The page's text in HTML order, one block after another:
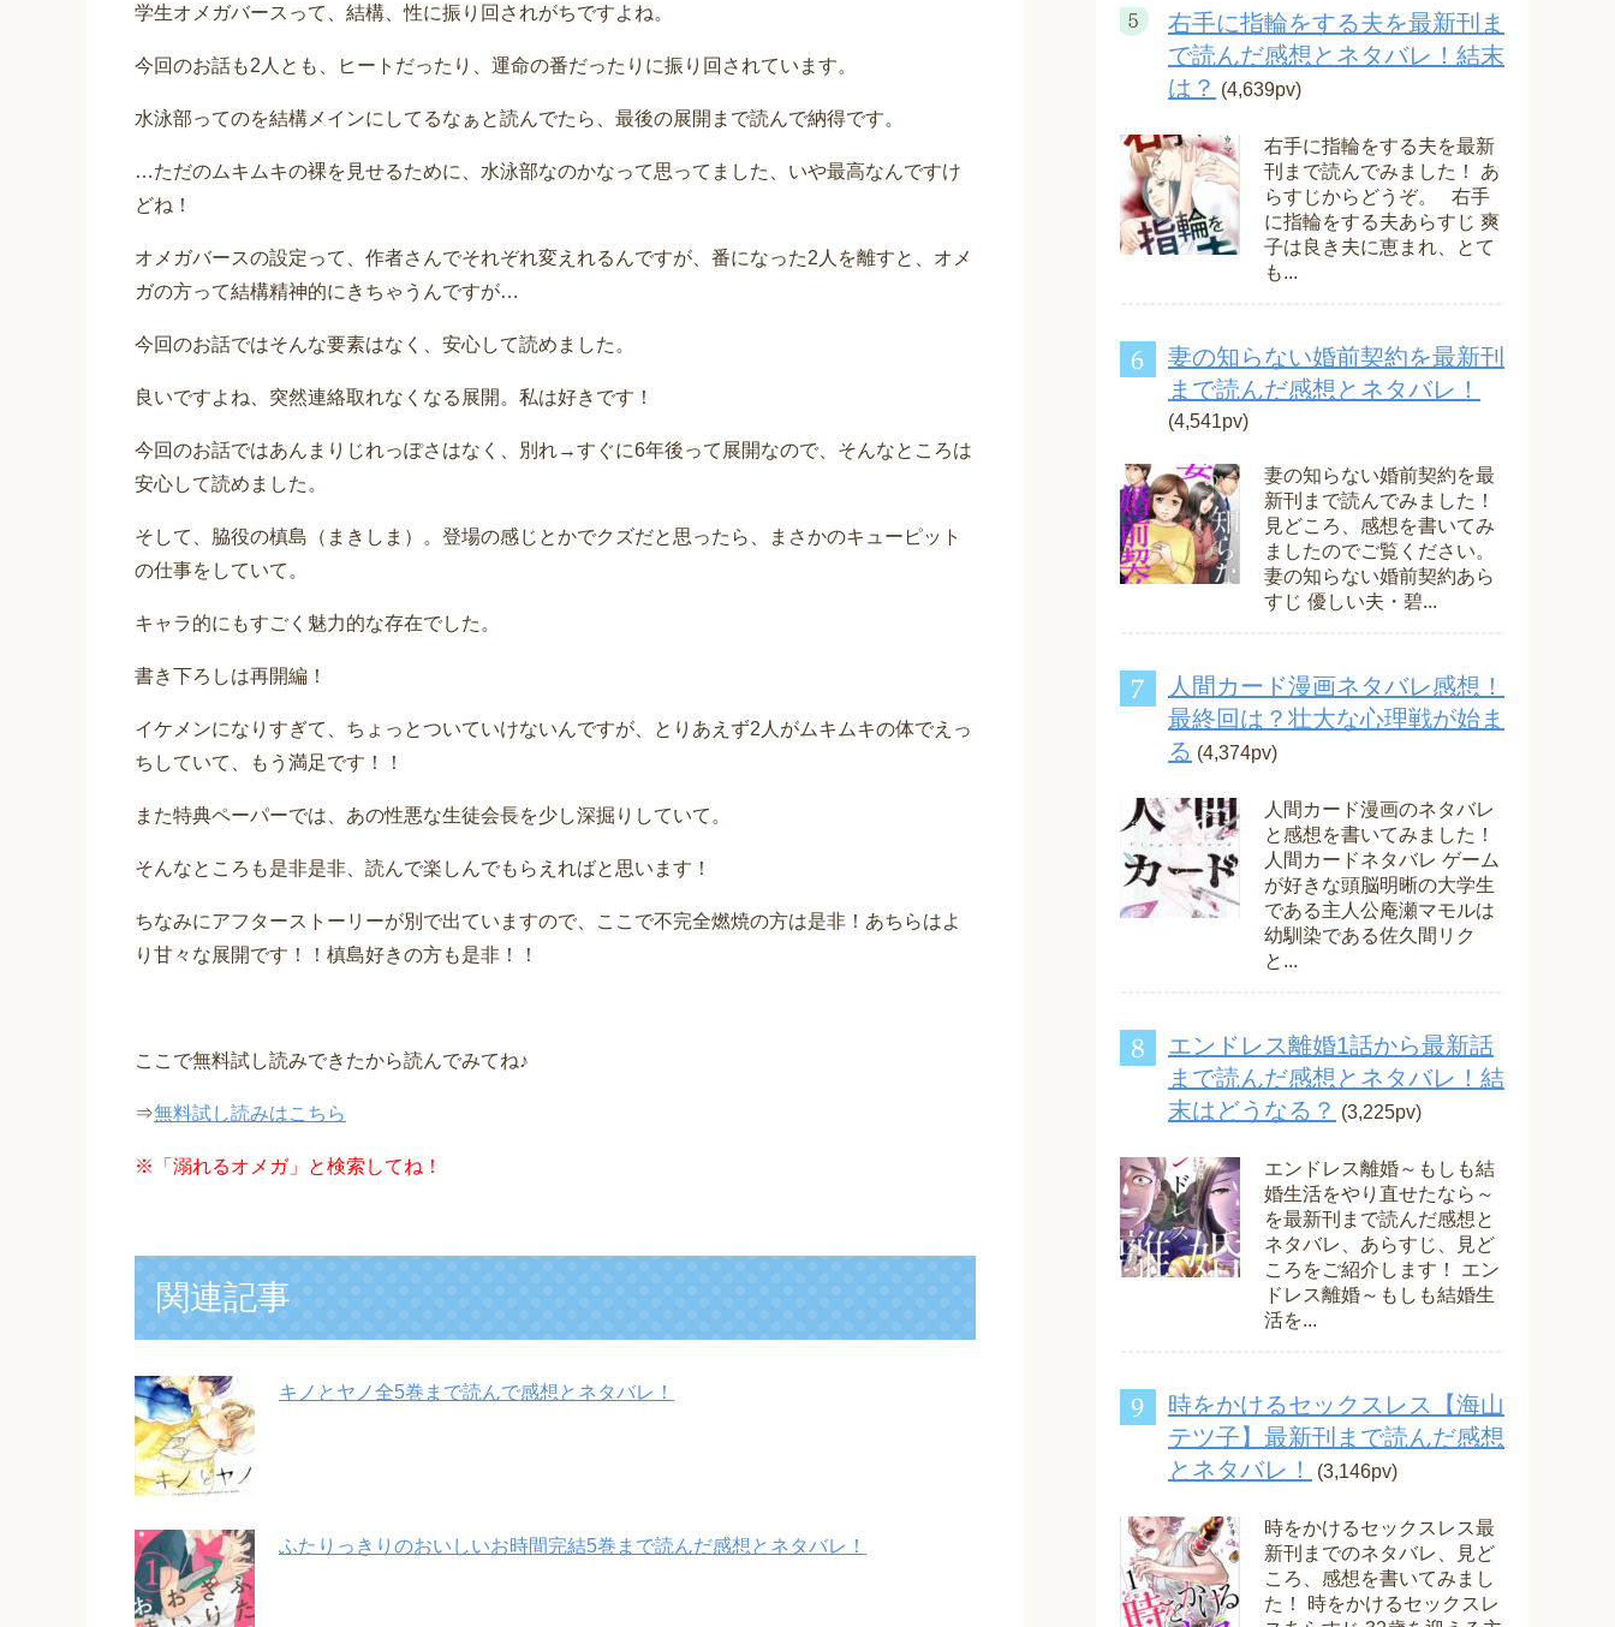
学生オメガバースって、結構、性に振り回されがちですよね。
今回のお話も2人とも、ヒートだったり、運命の番だったりに振り回されています。
水泳部ってのを結構メインにしてるなぁと読んでたら、最後の展開まで読んで納得です。
…ただのムキムキの裸を見せるために、水泳部なのかなって思ってました、いや最高なんですけ
どね！
オメガバースの設定って、作者さんでそれぞれ変えれるんですが、番になった2人を離すと、オメ
ガの方って結構精神的にきちゃうんですが…
今回のお話ではそんな要素はなく、安心して読めました。
良いですよね、突然連絡取れなくなる展開。私は好きです！
今回のお話ではあんまりじれっぽさはなく、別れ→すぐに6年後って展開なので、そんなところは
安心して読めました。
そして、脇役の槙島（まきしま）。登場の感じとかでクズだと思ったら、まさかのキューピット
の仕事をしていて。
キャラ的にもすごく魅力的な存在でした。
書き下ろしは再開編！
イケメンになりすぎて、ちょっとついていけないんですが、とりあえず2人がムキムキの体でえっ
ちしていて、もう満足です！！
また特典ペーパーでは、あの性悪な生徒会長を少し深掘りしていて。
そんなところも是非是非、読んで楽しんでもらえればと思います！
ちなみにアフターストーリーが別で出ていますので、ここで不完全燃焼の方は是非！あちらはよ
り甘々な展開です！！槙島好きの方も是非！！
ここで無料試し読みできたから読んでみてね♪
⇒無料試し読みはこちら
※ 「溺れるオメガ」と検索してね！
関連記事
キノとヤノ全5巻まで読んで感想とネタバレ！
ふたりっきりのおいしいお時間完結5巻まで読んだ感想とネタバレ！
右手に指輪をする夫を最新刊ま
で読んだ感想とネタバレ！結末
は？ (4,639pv)
右手に指輪をする夫を最新
刊まで読んでみました！ あ
らすじからどうぞ。 右手
に指輪をする夫あらすじ 爽
子は良き夫に恵まれ、とて
も...
妻の知らない婚前契約を最新刊
まで読んだ感想とネタバレ！
(4,541pv)
妻の知らない婚前契約を最
新刊まで読んでみました！
見どころ、感想を書いてみ
ましたのでご覧ください。
妻の知らない婚前契約あら
すじ 優しい夫・碧...
人間カード漫画ネタバレ感想！
最終回は？壮大な心理戦が始ま
る (4,374pv)
人間カード漫画のネタバレ
と感想を書いてみました！
人間カードネタバレ ゲーム
が好きな頭脳明晰の大学生
である主人公庵瀬マモルは
幼馴染である佐久間リク
と...
エンドレス離婚1話から最新話
まで読んだ感想とネタバレ！結
末はどうなる？ (3,225pv)
エンドレス離婚～もしも結
婚生活をやり直せたなら～
を最新刊まで読んだ感想と
ネタバレ、あらすじ、見ど
ころをご紹介します！ エン
ドレス離婚～もしも結婚生
活を...
時をかけるセックスレス【海山
テツ子】最新刊まで読んだ感想
とネタバレ！
(3,146pv)
時をかけるセックスレス最
新刊までのネタバレ、見ど
ころ、感想を書いてみまし
た！ 時をかけるセックスレ